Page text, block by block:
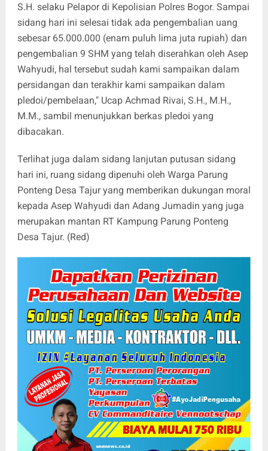
S.H. selaku Pelapor di Kepolisian Polres Bogor. Sampai
sidang hari ini selesai tidak ada pengembalian uang
sebesar 65.000.000 (enam puluh lima juta rupiah) dan
pengembalian 9 SHM yang telah diserahkan oleh Asep
Wahyudi, hal tersebut sudah kami sampaikan dalam
persidangan dan terakhir kami sampaikan dalam
pledoi/pembelaan," Ucap Achmad Rivai, S.H., M.H.,
M.M., sambil menunjukkan berkas pledoi yang
dibacakan.
Terlihat juga dalam sidang lanjutan putusan sidang
hari ini, ruang sidang dipenuhi oleh Warga Parung
Ponteng Desa Tajur yang memberikan dukungan moral
kepada Asep Wahyudi dan Adang Jumadin yang juga
merupakan mantan RT Kampung Parung Ponteng
Desa Tajur. (Red)